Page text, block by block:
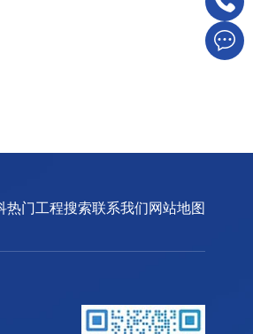
热门工程搜索联系我们网站地图